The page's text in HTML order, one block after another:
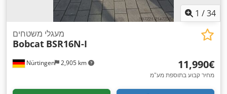
1 /34
Nürtingen 2,905 km
מעגלי משטחים
Bobcat BSR16N-I
‏11,990 ‏€
מחיר קבוע בתוספת מע"מ